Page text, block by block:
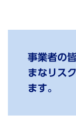
事業者の
まなリス
ます。